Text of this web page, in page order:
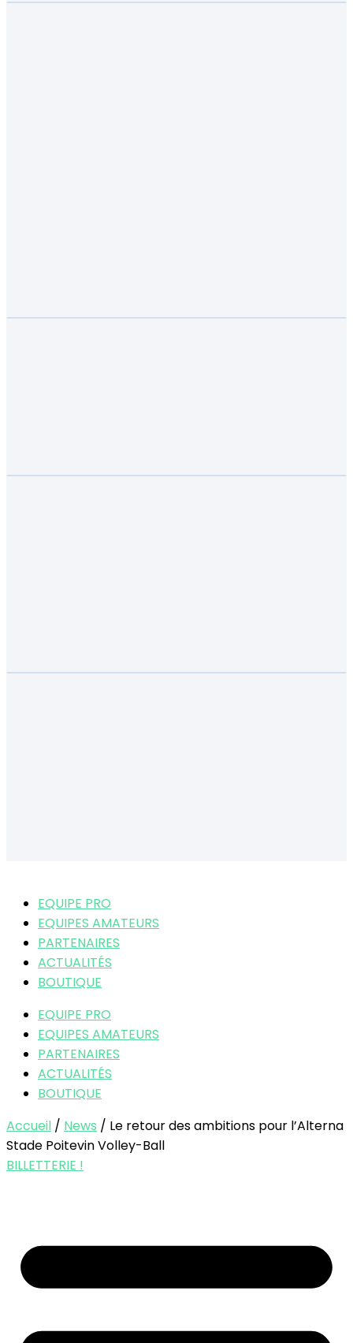
EQUIPE PRO
EQUIPES AMATEURS
PARTENAIRES
ACTUALITÉS
BOUTIQUE
EQUIPE PRO
EQUIPES AMATEURS
PARTENAIRES
ACTUALITÉS
BOUTIQUE
Accueil / News / Le retour des ambitions pour l’Alterna
Stade Poitevin Volley-Ball
BILLETTERIE !